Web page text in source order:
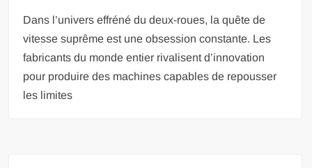
Dans l’univers effréné du deux-roues, la quête de
vitesse suprême est une obsession constante. Les
fabricants du monde entier rivalisent d’innovation
pour produire des machines capables de repousser
les limites